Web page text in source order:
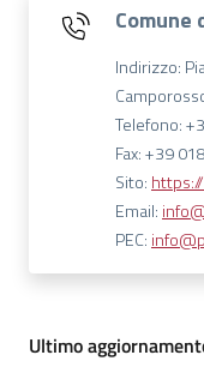
Comune
Indirizzo:
Telefono:
Fax: +39
Sito:
Email:
PEC:
Ultimo